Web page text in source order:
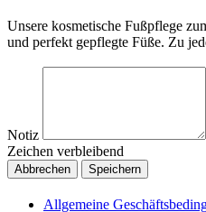
Unsere kosmetische Fußpflege
und perfekt gepflegte Füße. Zu
Notiz
Zeichen verbleibend
Abbrechen Speichern
Allgemeine